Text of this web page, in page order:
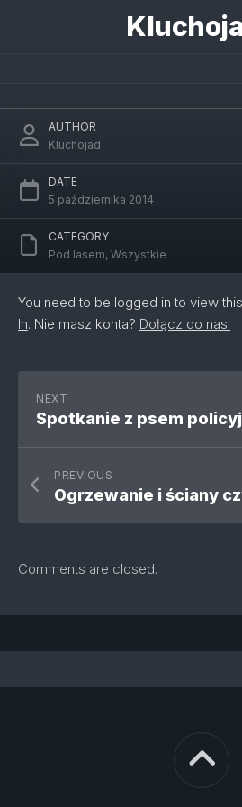
Jesienny weekend pod
AUTHOR
Kluchojad
DATE
5 października 2014
CATEGORY
Pod lasem, Wszystkie
You need to be logged in to view
In. Nie masz konta? Dołącz do nas.
NEXT
PREVIOUS
Comments are closed.